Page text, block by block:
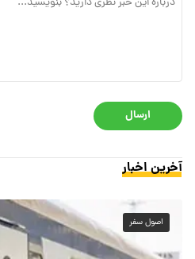
ارسال
آخرین اخبار
اصول سفر